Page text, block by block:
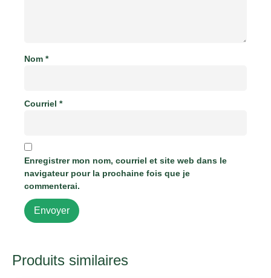
Nom *
Courriel *
Enregistrer mon nom, courriel et site web dans le
navigateur pour la prochaine fois que je
commenterai.
Produits similaires